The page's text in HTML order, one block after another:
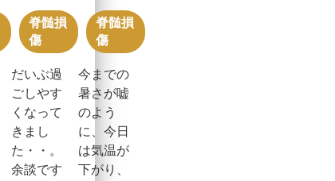
脊髄損
傷
だいぶ過
ごしやす
くなって
きまし
た・・。
余談です
脊髄損
傷
今までの
暑さが嘘
のよう
に、今日
は気温が
下がり、